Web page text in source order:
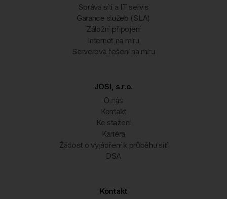
Správa sítí a IT servis
Garance služeb (SLA)
Záložní připojení
Internet na míru
Serverová řešení na míru
JOSI, s.r.o.
O nás
Kontakt
Ke stažení
Kariéra
Žádost o vyjádření k průběhu sítí
DSA
Kontakt